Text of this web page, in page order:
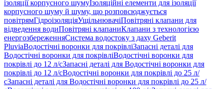
ізоляції корпусного шумуІзоляційні елементи для ізоляції
корпусного шуму й шуму, що розповсюджується
повітрямГідроізоляціяУщільнювачіПовітряні клапани для
відведення водиПовітряні клапаниКлапани з технологією
енергозбереженняСистема водостоку з даху Geberit
PluviaВодостічні воронки для покрівліЗапасні деталі для
Водостічні воронки для покрівліВодостічні воронки для
покрівлі до 12 л/сЗапасні деталі для Водостічні воронки для
покрівлі до 12 л/сВодостічні воронки для покрівлі до 25 л/
сЗапасні деталі для Водостічні воронки для покрівлі до 25 л/